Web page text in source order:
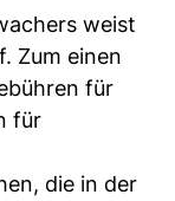
weist
Zum einen
für
für
die in der